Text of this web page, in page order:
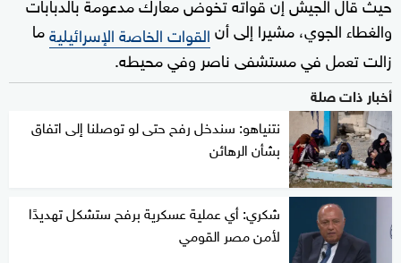
والغطاء الجوي، مشيرا إلى أنالقوات الخاصة الإسرائيليةما
زالت تعمل في مستشفى ناصر وفي محيطه.
أخبار ذات صلة
نتنياهو: سندخل رفح حتى لو توصلنا إلى اتفاق
بشأن الرهائن
شكري: أي عملية عسكرية برفح ستشكل تهديدًا
لأمن مصر القومي